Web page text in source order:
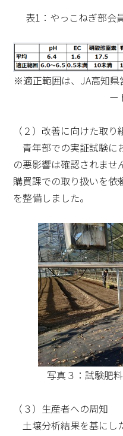
表1：やっこねぎ部会
※適正範囲は、JA高知県
ー
（２）改善に向けた取り
青年部での実証試験に
の悪影響は確認されませ
購買課での取り扱いを依
を整備しました。
写真３：試験肥
（３）生産者への周知
土壌分析結果を基にし